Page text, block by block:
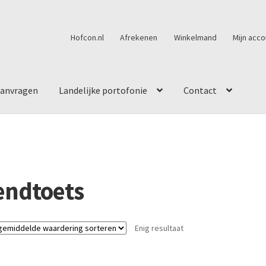
Hofcon.nl Afrekenen Winkelmand Mijn
Landelijke portofonie Contact
Enig resultaat